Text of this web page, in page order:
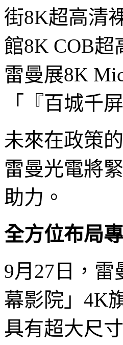
街8K超高清
館8K COB
雷曼展8K
「『百城千
未來在政策
雷曼光電將
助力。
全方位布局
9月27日，
幕影院」4K
具有超大尺